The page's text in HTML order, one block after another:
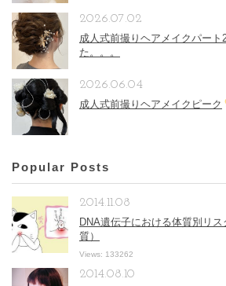
成人式前撮りヘアメイクパー
た。。。
2026.07.02
成人式前撮りヘアメイクピーク
2026.06.04
Popular Posts
DNA遺伝子における体質別リ
質）
2014.11.08
Views: 133262
2014.08.10